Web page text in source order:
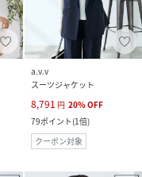
a.v.v
スーツジャケット
8,791 円 20%OFF
79ポイント(1倍)
クーポン対象